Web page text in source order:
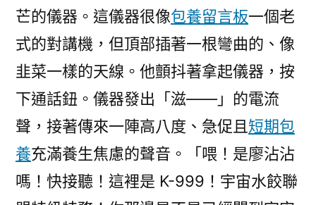
芒的儀器。這儀器很像包養留言板一個老
式的對講機，但頂部插著一根彎曲的、像
韭菜一樣的天線。他顫抖著拿起儀器，按
下通話鈕。儀器發出「滋——」的電流
聲，接著傳來一陣高八度、急促且短期包
養充滿養生焦慮的聲音。「喂！是廖沾沾
嗎！快接聽！這裡是 K-999！宇宙水餃聯